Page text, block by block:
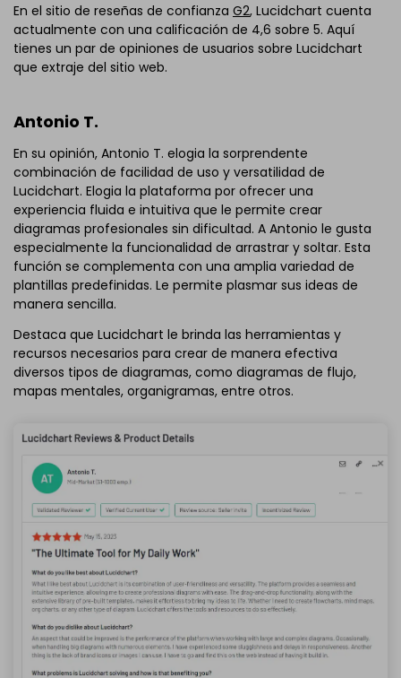
En el sitio de reseñas de confianza G2, Lucidchart cuenta
actualmente con una calificación de 4,6 sobre 5. Aquí
tienes un par de opiniones de usuarios sobre Lucidchart
que extraje del sitio web.
Antonio T.
En su opinión, Antonio T. elogia la sorprendente
combinación de facilidad de uso y versatilidad de
Lucidchart. Elogia la plataforma por ofrecer una
experiencia fluida e intuitiva que le permite crear
diagramas profesionales sin dificultad. A Antonio le gusta
especialmente la funcionalidad de arrastrar y soltar. Esta
función se complementa con una amplia variedad de
plantillas predefinidas. Le permite plasmar sus ideas de
manera sencilla.
Destaca que Lucidchart le brinda las herramientas y
recursos necesarios para crear de manera efectiva
diversos tipos de diagramas, como diagramas de flujo,
mapas mentales, organigramas, entre otros.